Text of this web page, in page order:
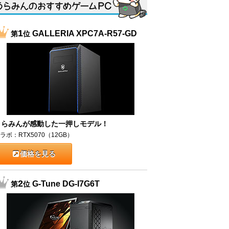
第1位GALLERIA XPC7A-R57-GD
みんが感動した一押しモデル！
ボ：RTX5070（12GB）
価格を見る
第2位G-Tune DG-I7G6T